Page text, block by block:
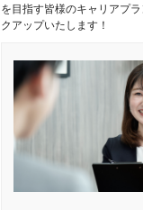
を目指す皆様のキャリアプ
クアップいたします！